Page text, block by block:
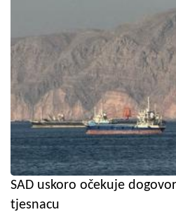
SAD uskoro očekuje
tjesnacu